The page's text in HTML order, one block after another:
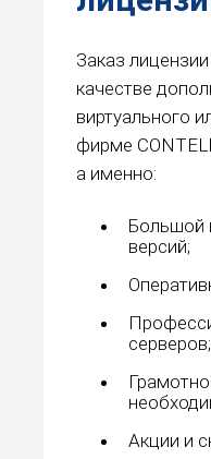
Заказ
качестве
виртуального
фирме
а именно:
Большой
версий;
серверов;
Акции и